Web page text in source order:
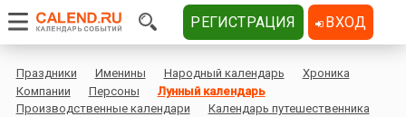
Праздники Именины Народный календарь
Хроника
Компании
Персоны
Лунный календарь
Производственные календари
Календарь путешественника
РЕГИСТРАЦИЯ ВХОД